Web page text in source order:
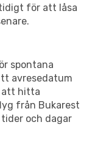
för att låsa
spontana
avresedatum
att hitta
från Bukarest
tider och dagar